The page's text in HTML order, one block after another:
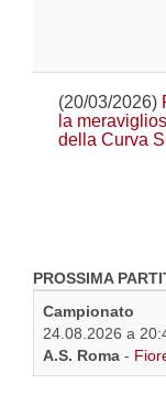
(20/03/2026)
la
della Curva
PROSSIMA
Campionato
24.08.2026 a
A.S. Roma -